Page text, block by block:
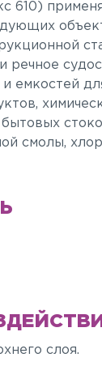
610)
емкостей
смолы,
слоя.